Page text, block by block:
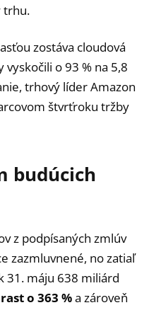
trhu.
zostáva cloudová
o 93 % na 5,8
trhový líder Amazon
štvrťroku tržby
budúcich
z podpísaných zmlúv
zazmluvnené, no zatiaľ
31. máju 638 miliárd
o 363 %a zároveň